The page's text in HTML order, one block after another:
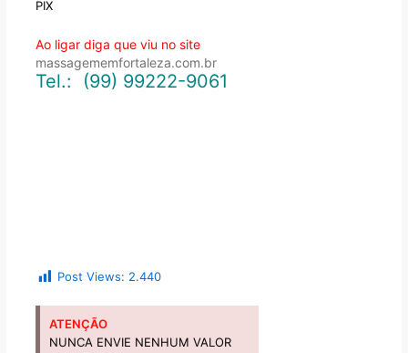
PIX
Ao ligar diga que viu no site
massagememfortaleza.com.br
Tel.: (99) 99222-9061
Post Views: 2.440
ATENÇÃO
NUNCA ENVIE NENHUM VALOR